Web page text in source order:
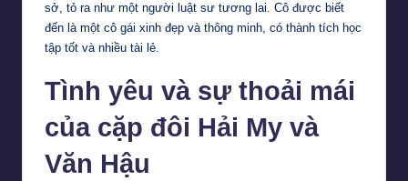
sở, tỏ ra như một người luật sư tương lai. Cô được biết
đến là một cô gái xinh đẹp và thông minh, có thành tích học
tập tốt và nhiều tài lẻ.
Tình yêu và sự thoải mái
của cặp đôi Hải My và
Văn Hậu